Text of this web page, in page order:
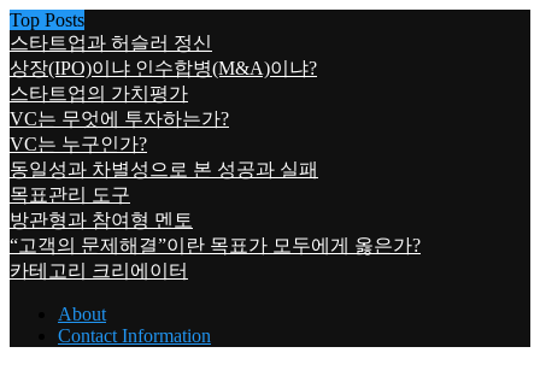
Top Posts
스타트업과 허슬러 정신
상장(IPO)이냐 인수합병(M&A)이냐?
스타트업의 가치평가
VC는 무엇에 투자하는가?
VC는 누구인가?
동일성과 차별성으로 본 성공과 실패
목표관리 도구
방관형과 참여형 멘토
“고객의 문제해결”이란 목표가 모두에게 옳은가?
카테고리 크리에이터
About
Contact Information